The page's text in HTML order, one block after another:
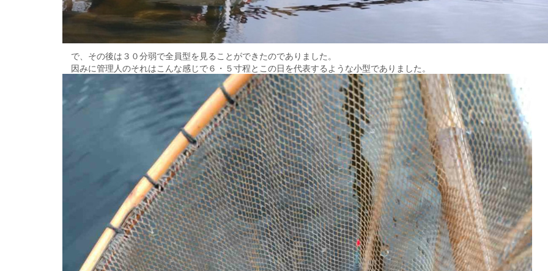
で、その後は３０分弱で全員型を見ることができたのでありました。
因みに管理人のそれはこんな感じで６・５寸程とこの日を代表するような小型でありました。